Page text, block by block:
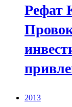
Рефат
2013